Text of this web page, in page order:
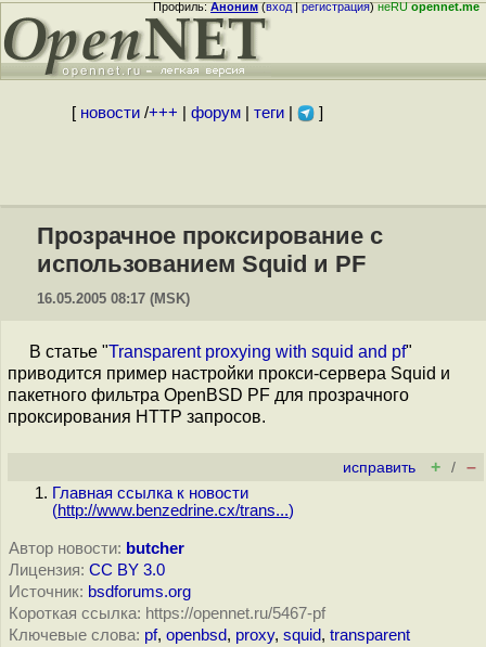
Профиль:Аноним(вход|регистрация)неRUopennet.me
[ новости/+++ форум| теги| ]
Прозрачное проксирование с
использованием Squid и PF
16.05.2005 08:17 (MSK)
В статье "Transparent proxying with squid and pf"
приводится пример настройки прокси-сервера Squid и
пакетного фильтра OpenBSD PF для прозрачного
проксирования HTTP запросов.
исправить + / –
Главная ссылка к новости
(http://www.benzedrine.cx/trans...)
Автор новости: butcher
Лицензия: CC BY 3.0
Источник: bsdforums.org
Короткая ссылка: https://opennet.ru/5467-pf
Ключевые слова: pf, openbsd, proxy, squid, transparent